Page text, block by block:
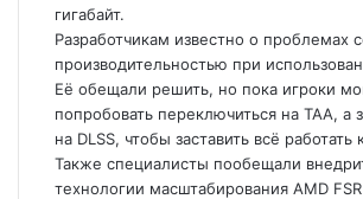
гигабайт.
Разработчикам известно о проблемах
производительностью при
Её обещали решить, но пока игроки
попробовать переключиться на TAA, а
на DLSS, чтобы заставить всё работать
Также специалисты пообещали
технологии масштабирования AMD